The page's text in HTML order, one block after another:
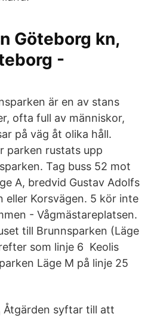
Göteborg kn,
-
är en av stans
ofta full av människor,
på väg åt olika håll.
parken rustats upp
Tag buss 52 mot
A, bredvid Gustav Adolfs
eller Korsvägen. 5 kör inte
- Vågmästareplatsen.
till Brunnsparken (Läge
som linje 6 Keolis
Läge M på linje 25
Åtgärden syftar till att